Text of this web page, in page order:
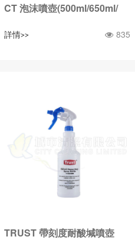
CT 泡沫噴壺(500ml/650ml/
詳情>> 835
TRUST 帶刻度耐酸堿噴壺